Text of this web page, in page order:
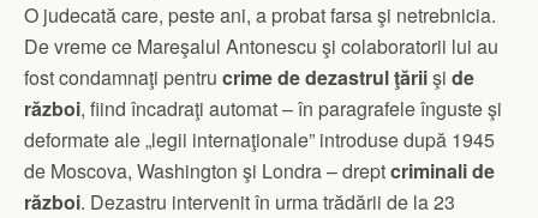
O judecată care, peste ani, a probat farsa şi netrebnicia.
De vreme ce Mareşalul Antonescu şi colaboratorii lui au
fost condamnaţi pentru crime de dezastrul ţăriişi de
război, fiind încadraţi automat – în paragrafele înguste şi
deformate ale „legii internaţionale” introduse după 1945
de Moscova, Washington şi Londra – dreptcriminali de
război. Dezastru intervenit în urma trădării de la 23